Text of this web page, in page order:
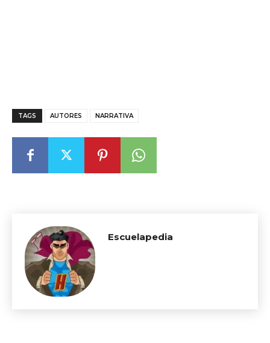
TAGS AUTORES NARRATIVA
Escuelapedia